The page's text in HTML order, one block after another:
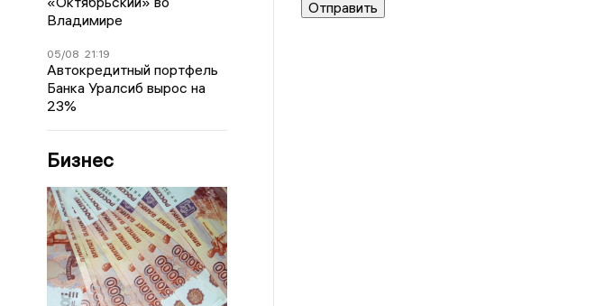
Владимире
05/08 21:19
Автокредитный портфель
Банка Уралсиб вырос на
23%
Бизнес
Отправить